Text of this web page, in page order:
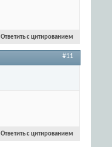
Ответить с цитированием
#11
Ответить с цитированием